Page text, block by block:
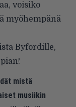
voisiko
myöhempänä
Byfordille,
mistä
musiikin